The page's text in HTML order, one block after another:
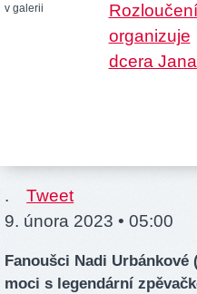
v galerii
.
Tweet
9. února 2023 • 05:00
Fanoušci Nadi
moci s legendární